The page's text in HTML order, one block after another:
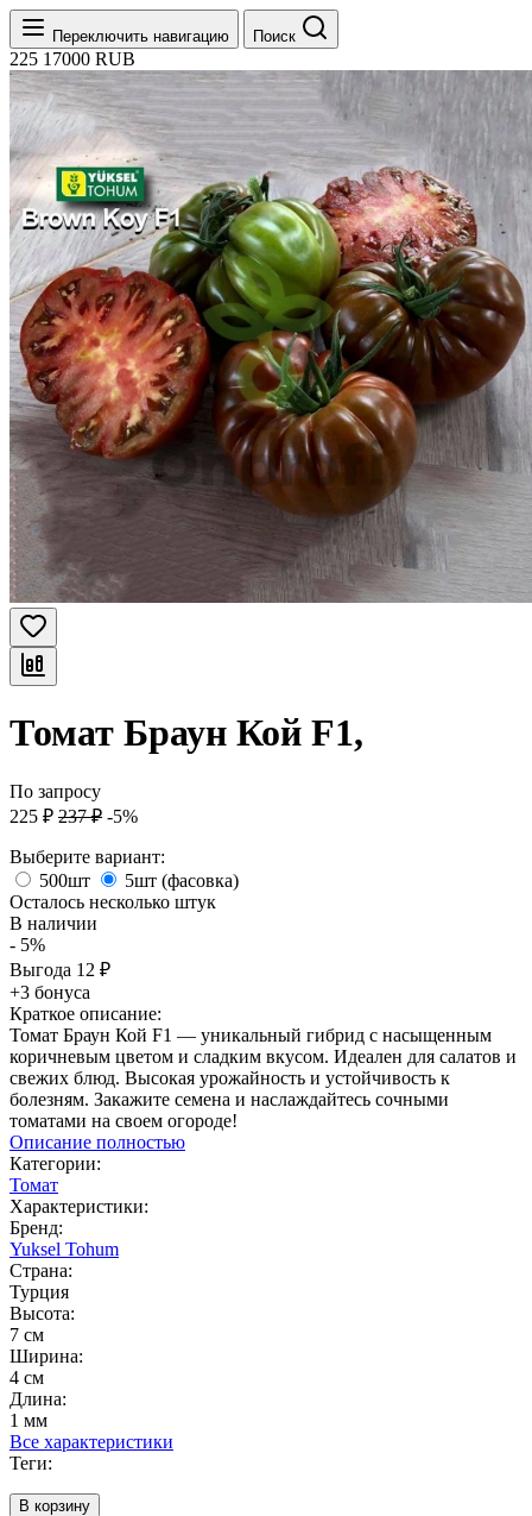
Переключить навигацию Поиск
225 17000 RUB
Томат Браун Кой F1,
По запросу
225 ₽ 237 ₽ -5%
Выберите вариант:
500шт
5шт (фасовка)
Осталось несколько штук
В наличии
- 5%
Выгода 12 ₽
+3 бонуса
Краткое описание:
Томат Браун Кой F1 — уникальный гибрид с насыщенным
коричневым цветом и сладким вкусом. Идеален для салатов и
свежих блюд. Высокая урожайность и устойчивость к
болезням. Закажите семена и наслаждайтесь сочными
томатами на своем огороде!
Описание полностью
Категории:
Томат
Характеристики:
Бренд:
Yuksel Tohum
Страна:
Турция
Высота:
7 см
Ширина:
4 см
Длина:
1 мм
Все характеристики
Теги:
В корзину